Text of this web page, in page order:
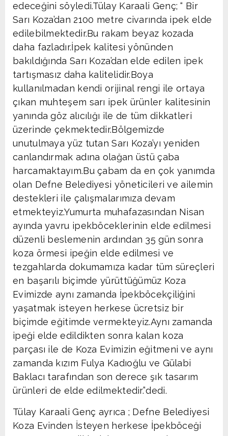
edeceğini söyledi.Tülay Karaali Genç; “ Bir
Sarı Koza’dan 2100 metre civarında ipek elde
edilebilmektedir.Bu rakam beyaz kozada
daha fazladır.İpek kalitesi yönünden
bakıldığında Sarı Koza’dan elde edilen ipek
tartışmasız daha kalitelidir.Boya
kullanılmadan kendi orijinal rengi ile ortaya
çıkan muhteşem sarı ipek ürünler kalitesinin
yanında göz alıcılığı ile de tüm dikkatleri
üzerinde çekmektedir.Bölgemizde
unutulmaya yüz tutan Sarı Koza’yı yeniden
canlandırmak adına olağan üstü çaba
harcamaktayım.Bu çabam da en çok yanımda
olan Defne Belediyesi yöneticileri ve ailemin
destekleri ile çalışmalarımıza devam
etmekteyiz.Yumurta muhafazasından Nisan
ayında yavru ipekböceklerinin elde edilmesi
düzenli beslemenin ardından 35 gün sonra
koza örmesi ipeğin elde edilmesi ve
tezgahlarda dokumamıza kadar tüm süreçleri
en başarılı biçimde yürüttüğümüz Koza
Evimizde aynı zamanda İpekböcekçiliğini
yaşatmak isteyen herkese ücretsiz bir
biçimde eğitimde vermekteyiz.Aynı zamanda
ipeği elde edildikten sonra kalan koza
parçası ile de Koza Evimizin eğitmeni ve aynı
zamanda kızım Fulya Kadıoğlu ve Gülabi
Baklacı tarafından son derece şık tasarım
ürünleri de elde edilmektedir.”dedi.
Tülay Karaali Genç ayrıca ; Defne Belediyesi
Koza Evinden İsteyen herkese İpekböceği